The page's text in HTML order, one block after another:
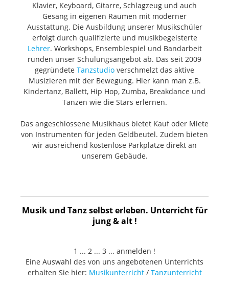
Klavier, Keyboard, Gitarre, Schlagzeug und auch
Gesang in eigenen Räumen mit moderner
Ausstattung. Die Ausbildung unserer Musikschüler
erfolgt durch qualifizierte und musikbegeisterte
Lehrer. Workshops, Ensemblespiel und Bandarbeit
runden unser Schulungsangebot ab. Das seit 2009
gegründete Tanzstudio verschmelzt das aktive
Musizieren mit der Bewegung. Hier kann man z.B.
Kindertanz, Ballett, Hip Hop, Zumba, Breakdance und
Tanzen wie die Stars erlernen.
Das angeschlossene Musikhaus bietet Kauf oder Miete
von Instrumenten für jeden Geldbeutel. Zudem bieten
wir ausreichend kostenlose Parkplätze direkt an
unserem Gebäude.
Musik und Tanz selbst erleben. Unterricht für
jung & alt !
1 ... 2 ... 3 ... anmelden !
Eine Auswahl des von uns angebotenen Unterrichts
erhalten Sie hier: Musikunterricht/ Tanzunterricht